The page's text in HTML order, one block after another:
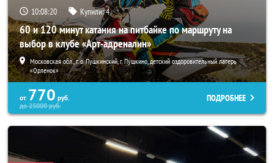
10:08:17 Купили:4
60 и 120 минут катания на питбайке по маршруту на
выбор в клубе «Арт-адреналин»
Московская обл., г. о. Пушкинский, г. Пушкино, детский оздоровительный лагерь
«Орленок»
от 770 руб.
до25000руб.
ПОДРОБНЕЕ